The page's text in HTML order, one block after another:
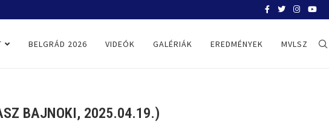
BELGRÁD 2026 VIDEÓK GALÉRIÁK EREDMÉNYEK MVLSZ
BAJNOKI, 2025.04.19.)